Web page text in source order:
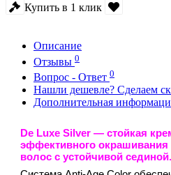
Купить в 1 клик
Описание
Отзывы 0
Вопрос - Ответ 0
Нашли дешевле? Сделаем
Дополнительная
De Luxe Silver — стойкая
эффективного окрашивания
волос с устойчивой сединой.